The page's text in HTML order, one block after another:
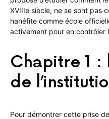
XVIIIe siècle, ne se sont pas
hanéfite comme école
activement pour en contrôler
Chapitre 1
de
Pour démontrer cette prise